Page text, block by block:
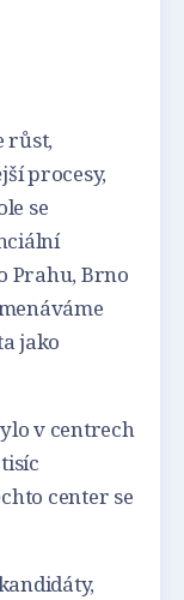
růst,
procesy,
se
Prahu, Brno
jako
v centrech
center se